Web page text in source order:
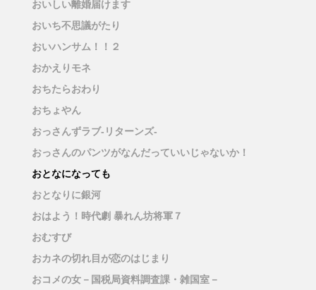
おいしい離婚届けます
おいち不思議がたり
おいハンサム！！２
おかえりモネ
おちたらおわり
おちょやん
おっさんずラブ-リターンズ-
おっさんのパンツがなんだっていいじゃないか！
おとなになっても
おとなりに銀河
おはよう！時代劇 暴れん坊将軍７
おむすび
おカネの切れ目が恋のはじまり
おコメの女－国税局資料調査課・雑国室－